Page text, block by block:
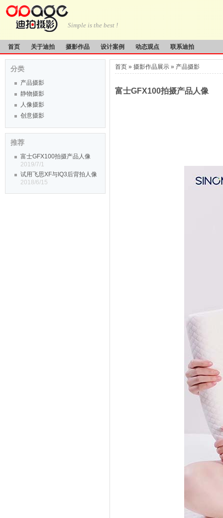
Simple is the best !
首页 关于迪拍 摄影作品 设计案例 动态观点 联系迪拍
分类
产品摄影
静物摄影
人像摄影
创意摄影
推荐
富士GFX100拍摄产品人像
2019/7/1
试用飞思XF与IQ3后背拍人像
2018/6/15
首页 » 摄影作品展示 » 产品摄影
富士GFX100拍摄产品人像